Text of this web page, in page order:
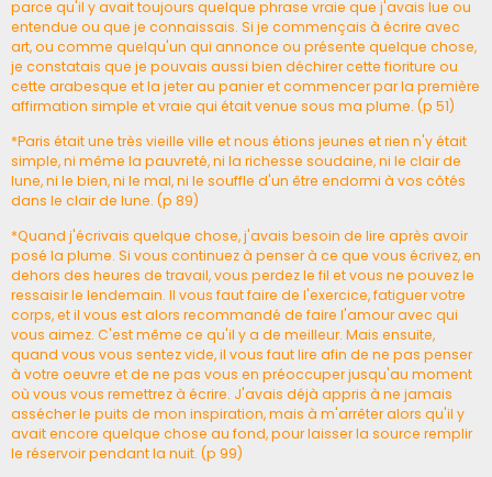
parce qu'il y avait toujours quelque phrase vraie que j'avais lue ou
entendue ou que je connaissais. Si je commençais à écrire avec
art, ou comme quelqu'un qui annonce ou présente quelque chose,
je constatais que je pouvais aussi bien déchirer cette fioriture ou
cette arabesque et la jeter au panier et commencer par la première
affirmation simple et vraie qui était venue sous ma plume. (p 51)
*Paris était une très vieille ville et nous étions jeunes et rien n'y était
simple, ni même la pauvreté, ni la richesse soudaine, ni le clair de
lune, ni le bien, ni le mal, ni le souffle d'un être endormi à vos côtés
dans le clair de lune. (p 89)
*Quand j'écrivais quelque chose, j'avais besoin de lire après avoir
posé la plume. Si vous continuez à penser à ce que vous écrivez, en
dehors des heures de travail, vous perdez le fil et vous ne pouvez le
ressaisir le lendemain. Il vous faut faire de l'exercice, fatiguer votre
corps, et il vous est alors recommandé de faire l'amour avec qui
vous aimez. C'est même ce qu'il y a de meilleur. Mais ensuite,
quand vous vous sentez vide, il vous faut lire afin de ne pas penser
à votre oeuvre et de ne pas vous en préoccuper jusqu'au moment
où vous vous remettrez à écrire. J'avais déjà appris à ne jamais
assécher le puits de mon inspiration, mais à m'arrêter alors qu'il y
avait encore quelque chose au fond, pour laisser la source remplir
le réservoir pendant la nuit. (p 99)